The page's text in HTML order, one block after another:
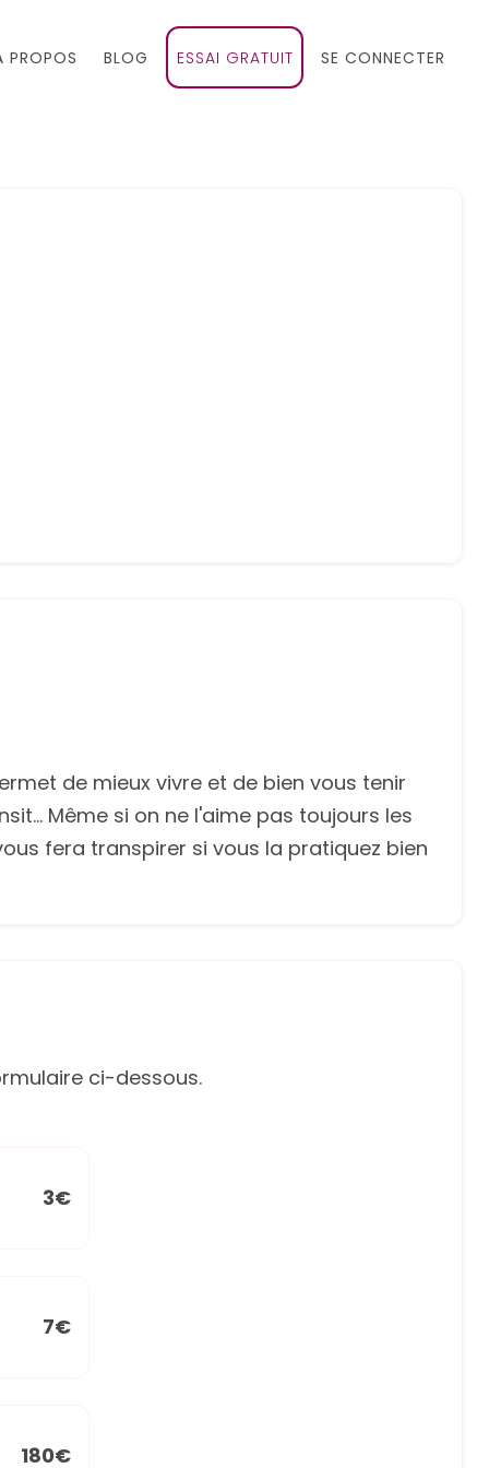
PROPOS BLOG ESSAI GRATUIT SE CONNECTER
de mieux vivre et de bien vous tenir
Même si on ne l'aime pas toujours les
fera transpirer si vous la pratiquez bien
ci-dessous.
3€
7€
180€